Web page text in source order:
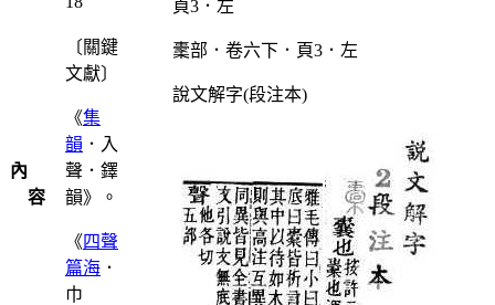
內
容
〔關鍵
文獻〕
《集
韻 ．入
聲．鐸
韻》。
《四聲
篇海 ．
巾
㯻部．卷六下．頁3．左
說文解字(段注本)